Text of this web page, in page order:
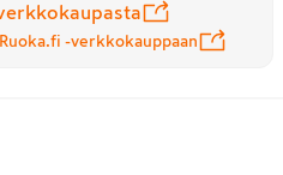
-verkkokauppaan